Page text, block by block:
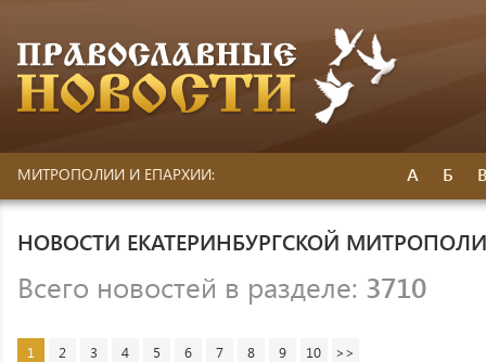
МИТРОПОЛИИ И ЕПАРХИИ: А Б
НОВОСТИ ЕКАТЕРИНБУРГСКОЙ
Всего новостей в разделе: 3710
1 2 3 4 5 6 7 8 9 10 >>